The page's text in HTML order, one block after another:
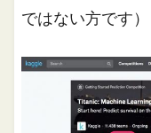
ではない方です）